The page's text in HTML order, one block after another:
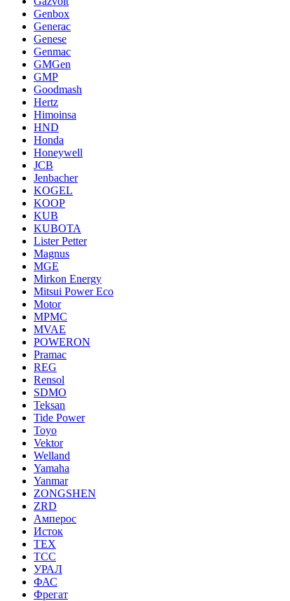
Genbox
Generac
Genese
Genmac
GMGen
GMP
Goodmash
Hertz
Himoinsa
HND
Honda
Honeywell
JCB
Jenbacher
KOGEL
KOOP
KUB
KUBOTA
Lister Petter
Magnus
MGE
Mirkon Energy
Mitsui Power Eco
Motor
MPMC
MVAE
POWERON
Pramac
REG
Rensol
SDMO
Teksan
Tide Power
Toyo
Vektor
Welland
Yamaha
Yanmar
ZONGSHEN
ZRD
Амперос
Исток
ТЕХ
ТСС
УРАЛ
ФАС
Фрегат